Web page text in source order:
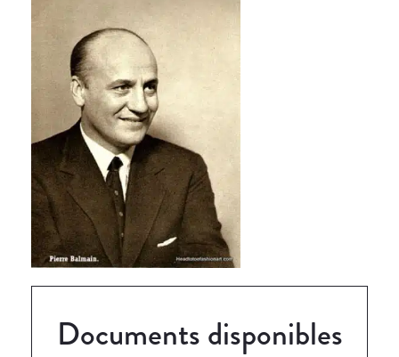
Documents disponibles